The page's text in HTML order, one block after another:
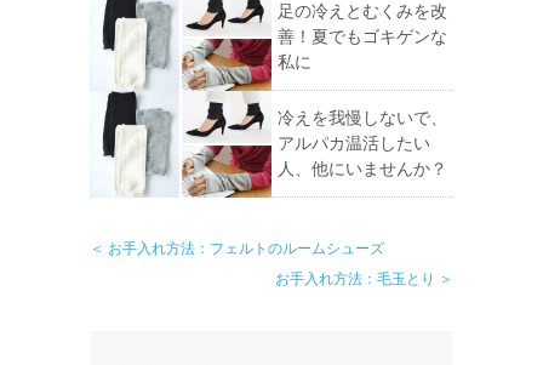
足の冷えとむくみを改
善！夏でもゴキゲンな
私に
冷えを我慢しないで、
アルパカ温活したい
人、他にいませんか？
＜ お手入れ方法：フェルトのルームシューズ
お手入れ方法：毛玉とり ＞